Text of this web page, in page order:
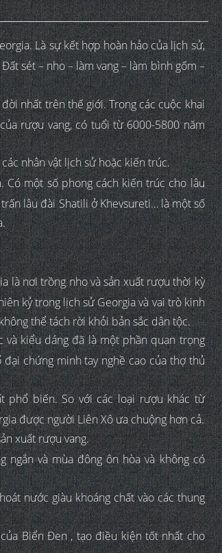
Là sự kết hợp hoàn hảo của lịch sử,
sét – nho – làm vang – làm bình gốm –
nhất trên thế giới. Trong các cuộc khai
rượu vang, có tuổi từ 6000-5800 năm
nhân vật lịch sử hoặc kiến trúc.
một số phong cách kiến trúc cho lâu
lâu đài Shatili ở Khevsureti… là một số
là nơi trồng nho và sản xuất rượu thời kỳ
kỷ trong lịch sử Georgia và vai trò kinh
thể tách rời khỏi bản sắc dân tộc.
kiểu dáng đã là một phần quan trọng
chứng minh tay nghề cao của thợ thủ
phổ biến. So với các loại rượu khác từ
được người Liên Xô ưa chuộng hơn cả.
xuất rượu vang.
ngắn và mùa đông ôn hòa và không có
nước giàu khoáng chất vào các thung
Biển Đen , tạo điều kiện tốt nhất cho